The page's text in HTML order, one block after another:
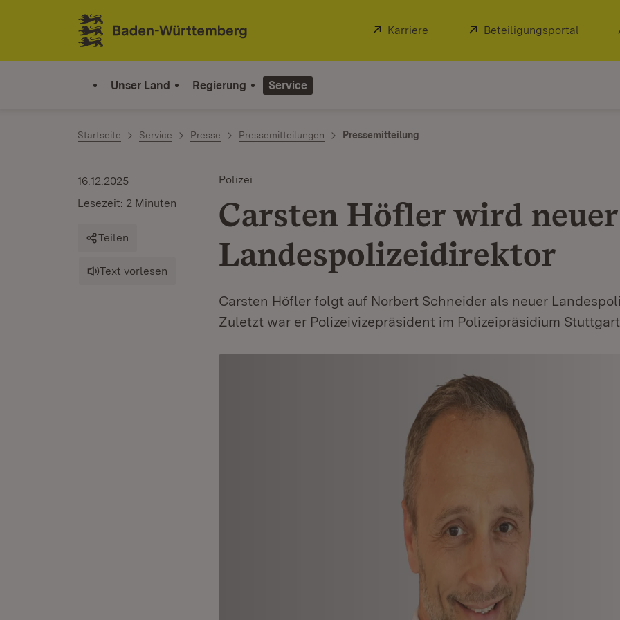
Zum Inhalt springen
Link zur Startseite
Extern:
Karriere (Öffnet in neuem Fenster)
Extern:
Beteiligungsportal
Unser Land Regierung Service
Startseite Service Presse Pressemitteilungen Pressemitteilung
Polizei
Carsten Höfler wird neuer
Landespolizeidirektor
Carsten Höfler folgt auf Norbert Schneider als neuer
Zuletzt war er Polizeivizepräsident im Polizeipräsidium
16.12.2025
Lesezeit: 2 Minuten
Teilen
Text vorlesen